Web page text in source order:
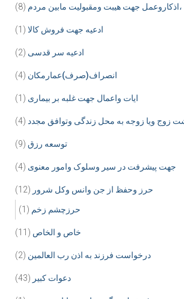
،اذکاروعمل جهت هیبت ومقبولیت مابین مردم (8)
ادعیه جهت فروش کالا (1)
ادعیه سر قدسی (2)
انصراف(صرف)عمارمکان (4)
ایات واعمال جهت غلبه بر بیماری (1)
زوج ویا زوجه به محل زندگی وتوافق مجدد (4)
توسعه رزق (9)
جهت پیشرفت در سیر وسلوک وامور معنوی (4)
حرز وحفظ از جن وانس وکل شرور (12)
حرزچشم زخم (1)
خاص و الخاص (11)
درخواست فرزند به اذن رب العالمین (2)
دعوات کبیر (43)